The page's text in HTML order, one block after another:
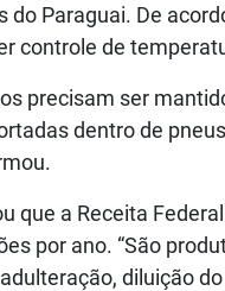
do Paraguai. De
controle de
precisam ser
dentro de
que a Receita
por ano. “São
diluição